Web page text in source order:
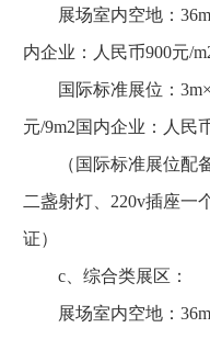
展场室内空地：
内企业：人民币900元/
国际标准展位：
元/9m2国内企业：人民
（国际标准展位配备
二盏射灯、220v插座一
证）
c、综合类展区：
展场室内空地：